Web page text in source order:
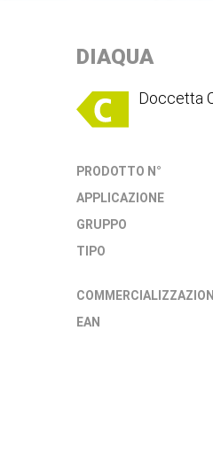
DIAQUA
Doccetta
PRODOTTO N°
APPLICAZIONE
GRUPPO
TIPO
EAN